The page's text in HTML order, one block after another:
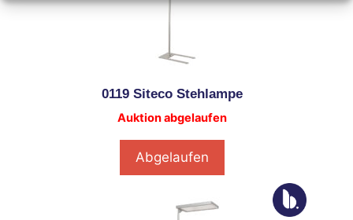
0119 Siteco Stehlampe
Auktion abgelaufen
Abgelaufen